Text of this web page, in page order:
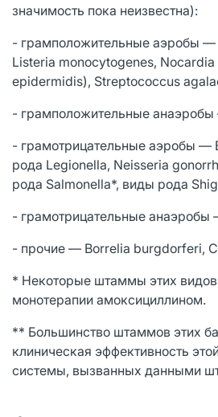
значимость пока неизвестна):
- грамположительные аэробы —
Listeria monocytogenes,
epidermidis), Streptococcus
- грамположительные
- грамотрицательные аэробы —
рода Legionella, Neisseria
рода Salmonella*, виды рода
- грамотрицательные
- прочие — Borrelia burgdorferi,
* Некоторые штаммы этих видов
монотерапии амоксициллином.
** Большинство штаммов этих
клиническая эффективность
системы, вызванных данными